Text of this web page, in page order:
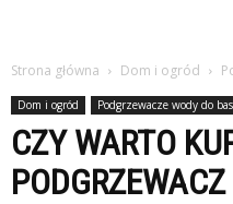
Strona główna Dom i ogród
Dom i ogród Podgrzewacze wody do
CZY WARTO